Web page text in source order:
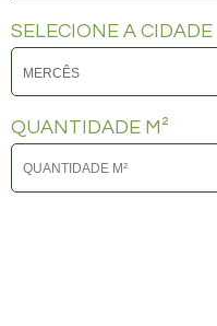
SELECIONE A CIDADE
QUANTIDADE M²